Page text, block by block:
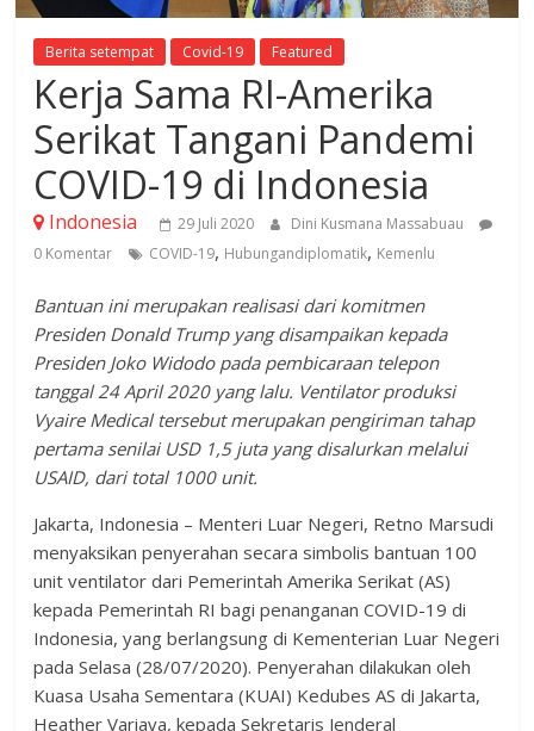
Berita setempat Covid-19 Featured
Kerja Sama RI-Amerika
Serikat Tangani Pandemi
COVID-19 di Indonesia
Indonesia 29 Juli 2020
Dini Kusmana Massabuau
0 Komentar
COVID-19, Hubungandiplomatik, Kemenlu
Bantuan ini merupakan realisasi dari komitmen
Presiden Donald Trump yang disampaikan kepada
Presiden Joko Widodo pada pembicaraan telepon
tanggal 24 April 2020 yang lalu. Ventilator produksi
Vyaire Medical tersebut merupakan pengiriman tahap
pertama senilai USD 1,5 juta yang disalurkan melalui
USAID, dari total 1000 unit.
Jakarta, Indonesia – Menteri Luar Negeri, Retno Marsudi
menyaksikan penyerahan secara simbolis bantuan 100
unit ventilator dari Pemerintah Amerika Serikat (AS)
kepada Pemerintah RI bagi penanganan COVID-19 di
Indonesia, yang berlangsung di Kementerian Luar Negeri
pada Selasa (28/07/2020). Penyerahan dilakukan oleh
Kuasa Usaha Sementara (KUAI) Kedubes AS di Jakarta,
Heather Variava, kepada Sekretaris Jenderal